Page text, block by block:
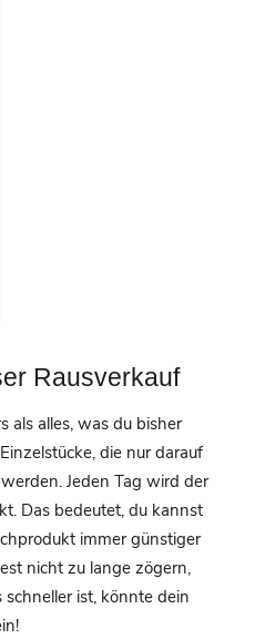
Rausverkauf
als alles, was du bisher
die nur darauf
Jeden Tag wird der
Das bedeutet, du kannst
immer günstiger
nicht zu lange zögern,
ist, könnte dein